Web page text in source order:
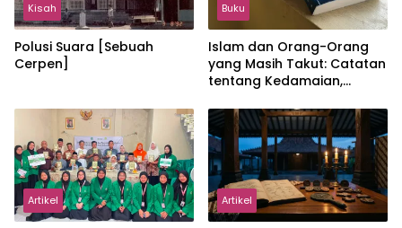
Kisah
Polusi Suara [Sebuah
Cerpen]
Buku
Islam dan Orang-Orang
yang Masih Takut: Catatan
tentang Kedamaian,
dalam Pemikiran Masykuri
Abdillah
Artikel Artikel